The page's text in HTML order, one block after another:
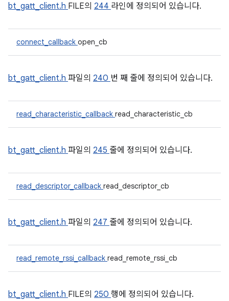
bt_gatt_client.h FILE의 244 라인에 정의되어 있습니다.
connect_callback open_cb
bt_gatt_client.h 파일의 240 번 째 줄에 정의되어 있습니다.
read_characteristic_callback read_characteristic_cb
bt_gatt_client.h 파일의 245 줄에 정의되어 있습니다.
read_descriptor_callback read_descriptor_cb
bt_gatt_client.h 파일의 247 줄에 정의되어 있습니다.
read_remote_rssi_callback read_remote_rssi_cb
bt_gatt_client.h FILE의 250 행에 정의되어 있습니다.